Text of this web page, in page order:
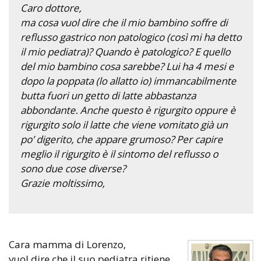
Caro dottore,
ma cosa vuol dire che il mio bambino soffre di
reflusso gastrico non patologico (così mi ha detto
il mio pediatra)? Quando è patologico? E quello
del mio bambino cosa sarebbe? Lui ha 4 mesi e
dopo la poppata (lo allatto io) immancabilmente
butta fuori un getto di latte abbastanza
abbondante. Anche questo è rigurgito oppure è
rigurgito solo il latte che viene vomitato già un
po’ digerito, che appare grumoso? Per capire
meglio il rigurgito è il sintomo del reflusso o
sono due cose diverse?
Grazie moltissimo,
Cara mamma di Lorenzo,